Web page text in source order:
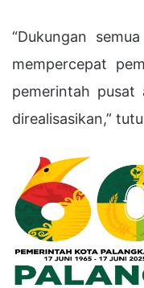
“Dukungan
mempercepat
pemerintah pusat
direalisasikan,”